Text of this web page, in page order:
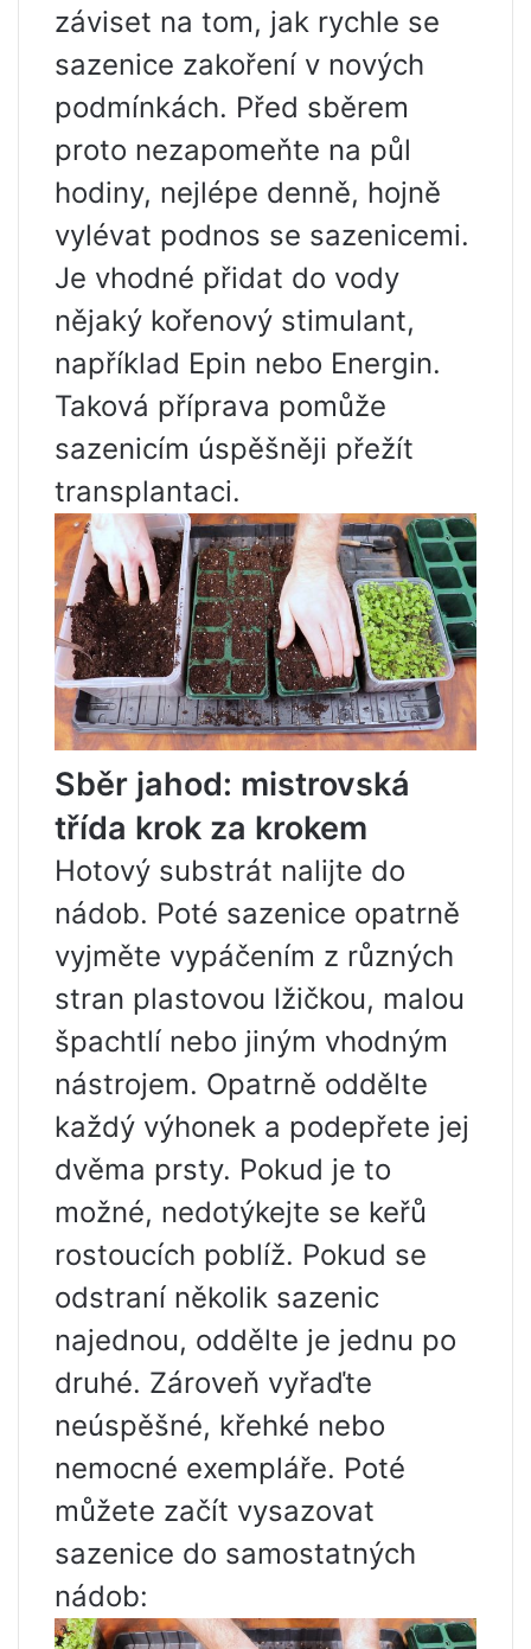
záviset na tom, jak rychle se
sazenice zakoření v nových
podmínkách. Před sběrem
proto nezapomeňte na půl
hodiny, nejlépe denně, hojně
vylévat podnos se sazenicemi.
Je vhodné přidat do vody
nějaký kořenový stimulant,
například Epin nebo Energin.
Taková příprava pomůže
sazenicím úspěšněji přežít
transplantaci.
Sběr jahod: mistrovská
třída krok za krokem
Hotový substrát nalijte do
nádob. Poté sazenice opatrně
vyjměte vypáčením z různých
stran plastovou lžičkou, malou
špachtlí nebo jiným vhodným
nástrojem. Opatrně oddělte
každý výhonek a podepřete jej
dvěma prsty. Pokud je to
možné, nedotýkejte se keřů
rostoucích poblíž. Pokud se
odstraní několik sazenic
najednou, oddělte je jednu po
druhé. Zároveň vyřaďte
neúspěšné, křehké nebo
nemocné exempláře. Poté
můžete začít vysazovat
sazenice do samostatných
nádob: